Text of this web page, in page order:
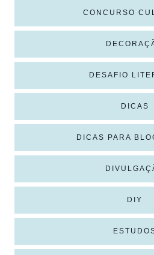
CONCURSO
DESAFIO
DICAS
DICAS PARA
DIY